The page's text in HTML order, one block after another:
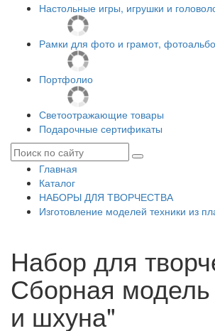
Настольные игры, игрушки и
Рамки для фото и грамот,
Портфолио
Светоотражающие товары
Подарочные сертификаты
Главная
Каталог
НАБОРЫ ДЛЯ ТВОРЧЕСТВА
Изготовление моделей техники из
Набор для
Сборная модель
и шхуна"